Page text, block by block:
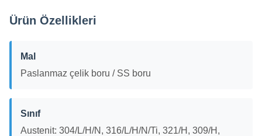
Ürün Özellikleri
Mal
Paslanmaz çelik boru / SS boru
Sınıf
Austenit: 304/L/H/N, 316/L/H/N/Ti, 321/H, 309/H,